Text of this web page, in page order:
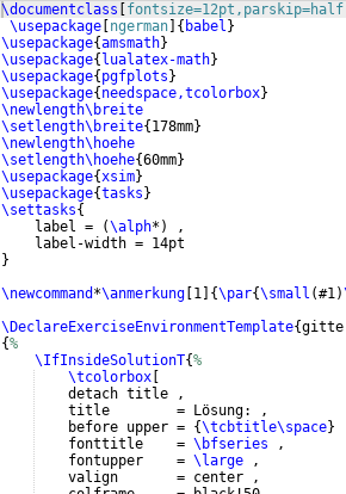
\documentclass fontsize=12pt,parskip=half
\usepackage ngerman { babel }
\usepackage{amsmath}
\usepackage{ lualatex-math}
\usepackage{ pgfplots }
\usepackage{ needspace,tcolorbox}
\newlength\breite
\setlength\breite{ 178mm}
\newlength\hoehe
\setlength\hoehe{60mm}
\usepackage{xsim}
\usepackage{tasks }
\settasks{
    label =
(\alph* )
,
    label-width = 14pt
}
\newcommand *\anmerkung 1 {\par{\small (#1)
\DeclareExerciseEnvironmentTemplate{
{%
\IfInsideSolutionT{%
\tcolorbox
    detach title ,
    title        = Lösung: ,
    before upper =
{\tcbtitle\space}
    fonttitle    =
\bfseries ,
    fontupper    =
\large ,
    valign       = center ,